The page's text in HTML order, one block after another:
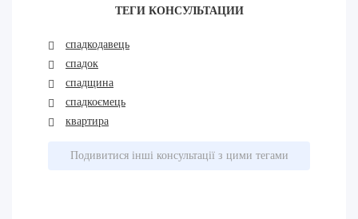
ТЕГИ КОНСУЛЬТАЦИИ
спадкодавець
спадок
спадщина
спадкоємець
квартира
Подивитися інші консультації з цими тегами